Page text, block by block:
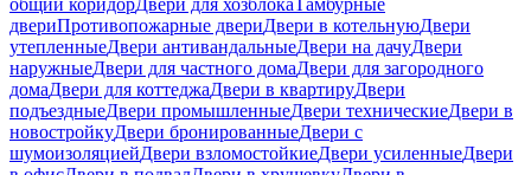
двериПротивопожарные двериДвери в котельнуюДвери
утепленныеДвери антивандальныеДвери на дачуДвери
наружныеДвери для частного домаДвери для загородного
домаДвери для коттеджаДвери в квартируДвери
подъездныеДвери промышленныеДвери техническиеДвери в
новостройкуДвери бронированныеДвери с
шумоизоляциейДвери взломостойкиеДвери усиленныеДвери